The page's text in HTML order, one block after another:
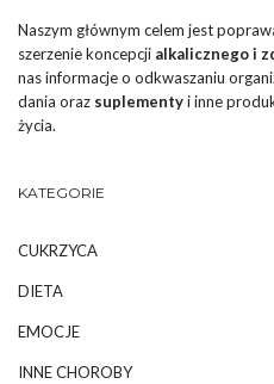
Naszym głównym celem jest
szerzenie koncepcji alkalicznego i
nas informacje o odkwaszaniu
dania oraz suplementyi inne
życia.
KATEGORIE
CUKRZYCA
DIETA
EMOCJE
INNE CHOROBY